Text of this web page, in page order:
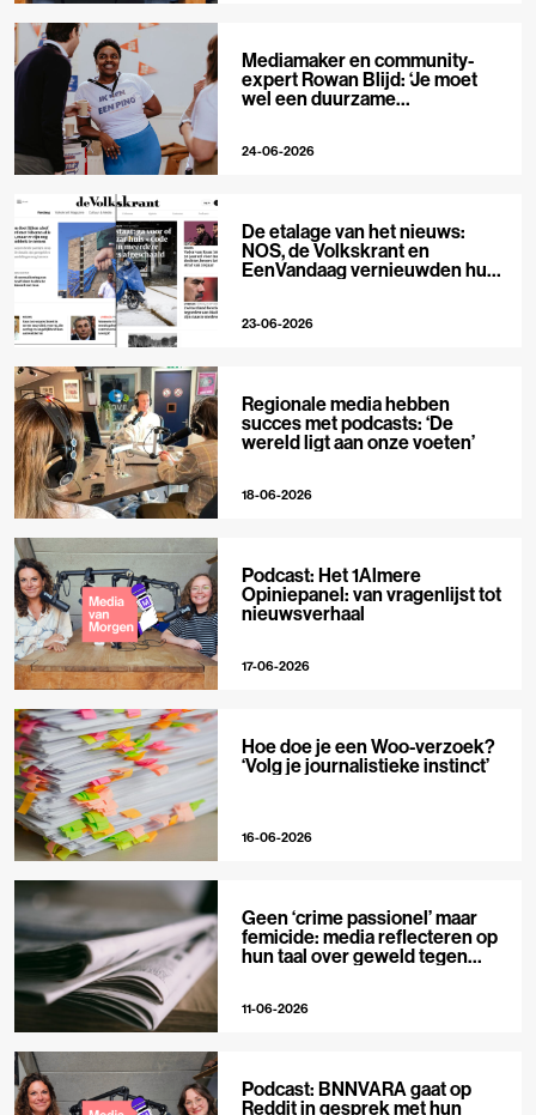
Mediamaker en community-
expert Rowan Blijd: ‘Je moet
wel een duurzame
24-06-2026
De etalage van het nieuws:
NOS, de Volkskrant en
EenVandaag vernieuwden hun
23-06-2026
Regionale media hebben
succes met podcasts: ‘De
wereld ligt aan onze voeten’
18-06-2026
Podcast: Het 1Almere
Opiniepanel: van vragenlijst tot
nieuwsverhaal
17-06-2026
Hoe doe je een Woo-verzoek?
‘Volg je journalistieke instinct’
16-06-2026
Geen ‘crime passionel’ maar
femicide: media reflecteren op
hun taal over geweld tegen
11-06-2026
Podcast: BNNVARA gaat op
Reddit in gesprek met hun